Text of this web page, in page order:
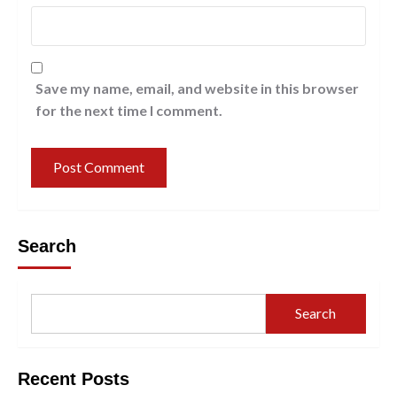
Save my name, email, and website in this browser
for the next time I comment.
Search
Search
Recent Posts